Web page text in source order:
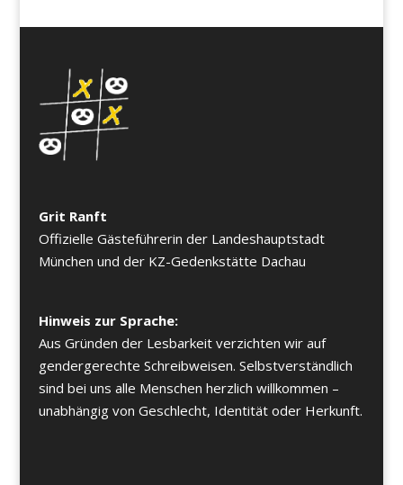
Grit Ranft
Offizielle Gästeführerin der Landeshauptstadt
München und der KZ-Gedenkstätte Dachau
Hinweis zur Sprache:
Aus Gründen der Lesbarkeit verzichten wir auf
gendergerechte Schreibweisen. Selbstverständlich
sind bei uns alle Menschen herzlich willkommen –
unabhängig von Geschlecht, Identität oder Herkunft.